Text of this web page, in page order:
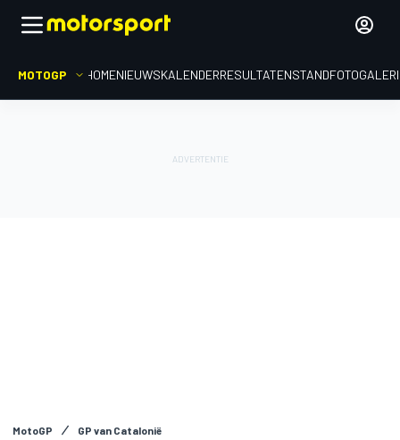
MOTOGP HOMENIEUWSKALENDERRESULTATENSTAND
MotoGP GP van Catalonië